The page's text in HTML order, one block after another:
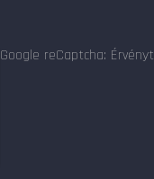
Google reCaptcha: